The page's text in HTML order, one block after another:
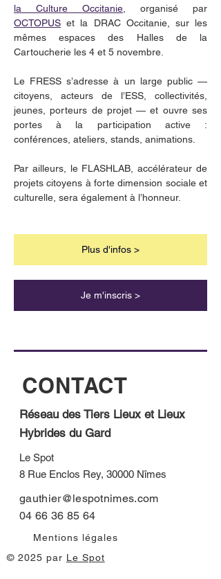
la Culture Occitanie
OCTOPUS et la DRAC Occitanie, sur les
mêmes espaces des Halles de la
Cartoucherie les 4 et 5 novembre.
Le FRESS s’adresse à un large public —
citoyens, acteurs de l’ESS, collectivités,
jeunes, porteurs de projet — et ouvre ses
portes à la participation active :
conférences, ateliers, stands, animations.
Par ailleurs, le FLASHLAB, accélérateur de
projets citoyens à forte dimension sociale et
culturelle, sera également à l’honneur.
Plus d'infos >
Je m'inscris >
CONTACT
Réseau des Tiers Lieux et Lieux
Hybrides du Gard
Le Spot
8 Rue Enclos Rey, 30000 Nîmes
gauthier@lespotnimes.com
04 66 36 85 64
Mentions légales
© 2025 par Le Spot